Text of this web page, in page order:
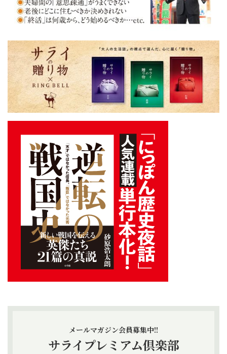
メールマガジン会員募集中!!
サライプレミアム倶楽部